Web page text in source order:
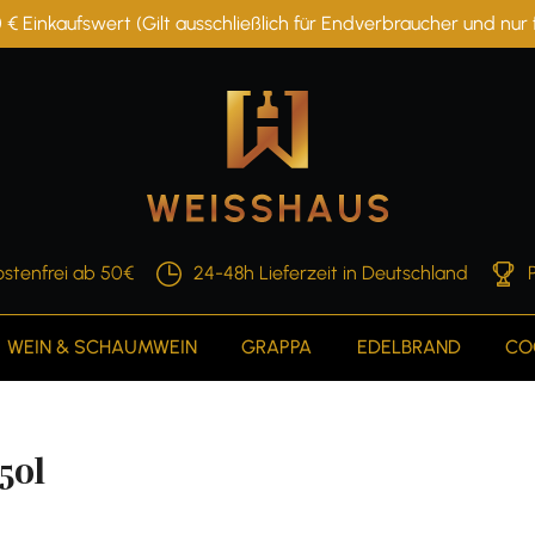
Einkaufswert (Gilt ausschließlich für Endverbraucher und
ab 50€ 24-48h Lieferzeit in Deutschland
WEIN & SCHAUMWEIN GRAPPA EDELBRAND